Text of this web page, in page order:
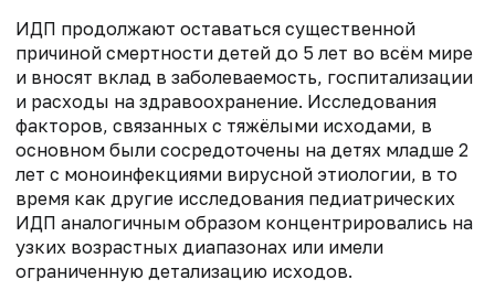
ИДП продолжают оставаться существенной
причиной смертности детей до 5 лет во всём мире
и вносят вклад в заболеваемость, госпитализации
и расходы на здравоохранение. Исследования
факторов, связанных с тяжёлыми исходами, в
основном были сосредоточены на детях младше 2
лет с моноинфекциями вирусной этиологии, в то
время как другие исследования педиатрических
ИДП аналогичным образом концентрировались на
узких возрастных диапазонах или имели
ограниченную детализацию исходов.